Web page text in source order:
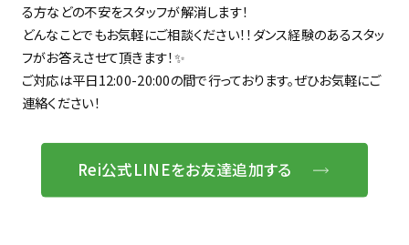
る方などの不安をスタッフが解消します！
どんなことでもお気軽にご相談ください！！ダンス経験のあるスタッ
フがお答えさせて頂きます！✨
ご対応は平日12:00-20:00の間で行っております。ぜひお気軽にご
連絡ください！
Rei公式LINEをお友達追加する